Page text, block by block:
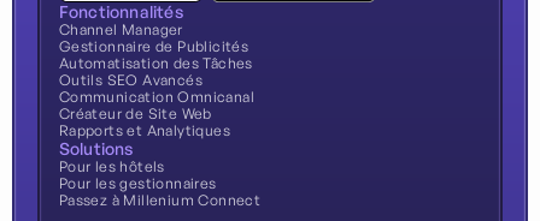
Fonctionnalités
Channel Manager
Gestionnaire de Publicités
Automatisation des Tâches
Outils SEO Avancés
Communication Omnicanal
Créateur de Site Web
Rapports et Analytiques
Solutions
Pour les hôtels
Pour les gestionnaires
Passez à Millenium Connect